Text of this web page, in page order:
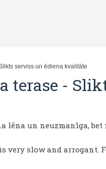
serviss un ēdiena kvalitāte
terase -
un neuzmanīga, bet
slow and arrogant.